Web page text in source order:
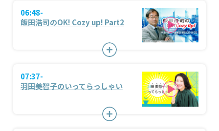
06:48-
飯田浩司のOK! Cozy up! Part2
07:37-
羽田美智子のいってらっしゃい